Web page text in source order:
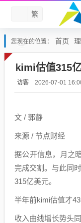
繁
您现在的位置： 首页
kimi估值315
访客 2026-07-01
文 / 郭静
来源 / 节点财经
据公开信息，月之
完成交割。与此同
315亿美元。
半年前kimi估值才
收入曲线增长势头